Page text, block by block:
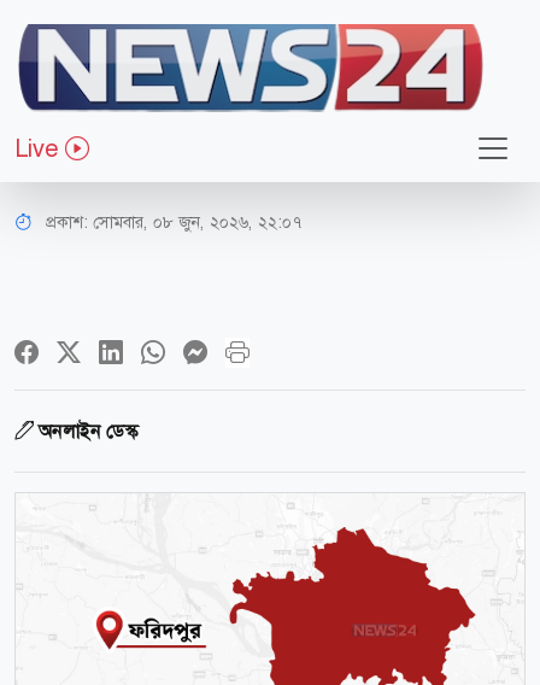
Live
সারাদেশ
সালথায় সালিশকে কেন্দ্র করে সংঘর্ষ,
আহত ২০
প্রকাশ: সোমবার, ০৮ জুন, ২০২৬, ২২:০৭
অনলাইন ডেস্ক